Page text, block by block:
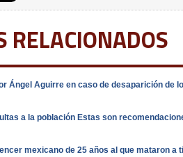
RELACIONADOS
Ángel Aguirre en caso de desaparición de
a la población Estas son
mexicano de 25 años al que mataron